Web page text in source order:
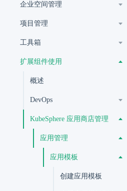
企业空间管理
项目管理
工具箱
扩展组件使用
概述
DevOps
KubeSphere 应用商店管理
应用管理
应用模板
创建应用模板